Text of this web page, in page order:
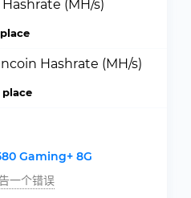
(MH/s)
Hashrate (MH/s)
place
Gaming+ 8G
一个错误